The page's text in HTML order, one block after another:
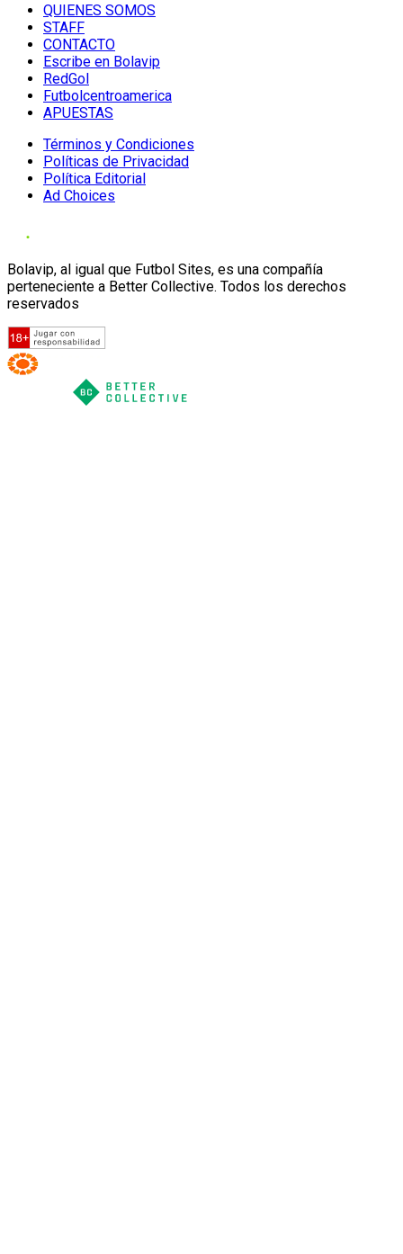
QUIENES SOMOS
STAFF
CONTACTO
Escribe en Bolavip
RedGol
Futbolcentroamerica
APUESTAS
Términos y Condiciones
Políticas de Privacidad
Política Editorial
Ad Choices
Bolavip, al igual que Futbol Sites, es una compañía
perteneciente a Better Collective. Todos los derechos
reservados